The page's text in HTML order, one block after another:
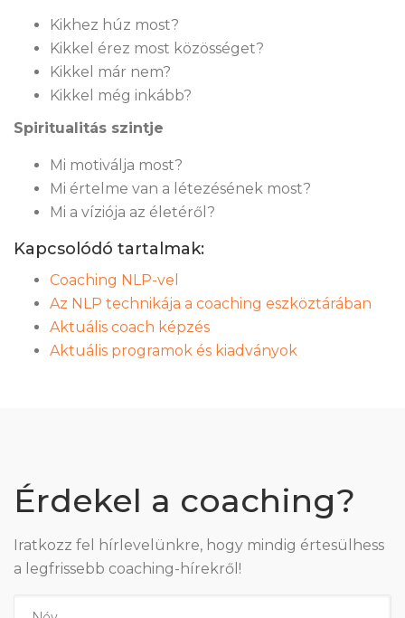
Kikhez húz most?
Kikkel érez most közösséget?
Kikkel már nem?
Kikkel még inkább?
Spiritualitás szintje
Mi motiválja most?
Mi értelme van a létezésének most?
Mi a víziója az életéről?
Kapcsolódó tartalmak:
Coaching NLP-vel
Az NLP technikája a coaching eszköztárában
Aktuális coach képzés
Aktuális programok és kiadványok
Érdekel a coaching?
Iratkozz fel hírlevelünkre, hogy mindig értesülhess
a legfrissebb coaching-hírekről!